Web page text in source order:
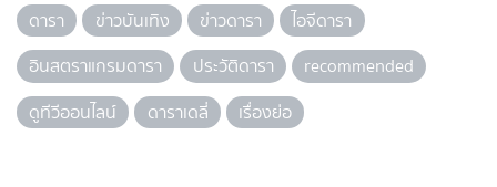
ดารา ข่าวบันเทิง ข่าวดารา
ไอจีดารา
อินสตราแกรมดารา
ประวัติดารา
recommended
ดูทีวีออนไลน์
ดาราเดลี่ เรื่องย่อ